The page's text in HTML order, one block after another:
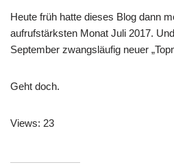
Heute früh hatte dieses Blog dann
aufrufstärksten Monat Juli 2017.
September zwangsläufig neuer
Geht doch.
Views: 23